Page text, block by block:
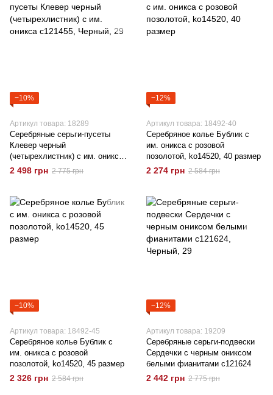
−10%
Артикул товара: 18289
Серебряные серьги-пусеты
Клевер черный
(четырехлистник) с им. оникса
c121455
2 498 грн 2 775 грн
−12%
Артикул товара: 18492-40
Серебряное колье Бублик с
им. оникса с розовой
позолотой, ko14520, 40 размер
2 274 грн 2 584 грн
−10%
Артикул товара: 18492-45
Серебряное колье Бублик с
им. оникса с розовой
позолотой, ko14520, 45 размер
2 326 грн 2 584 грн
−12%
Артикул товара: 19209
Серебряные серьги-подвески
Сердечки с черным ониксом
белыми фианитами c121624
2 442 грн 2 775 грн